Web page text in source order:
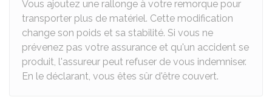
Vous ajoutez une rallonge à votre remorque pour
transporter plus de matériel. Cette modification
change son poids et sa stabilité. Si vous ne
prévenez pas votre assurance et qu'un accident se
produit, l'assureur peut refuser de vous indemniser.
En le déclarant, vous êtes sûr d'être couvert.